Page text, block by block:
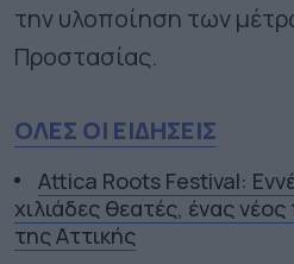
την υλοποίηση των
Προστασίας.
ΟΛΕΣ ΟΙ ΕΙΔΗΣΕΙΣ
Attica Roots Festival:
χιλιάδες θεατές, ένας
της Αττικής